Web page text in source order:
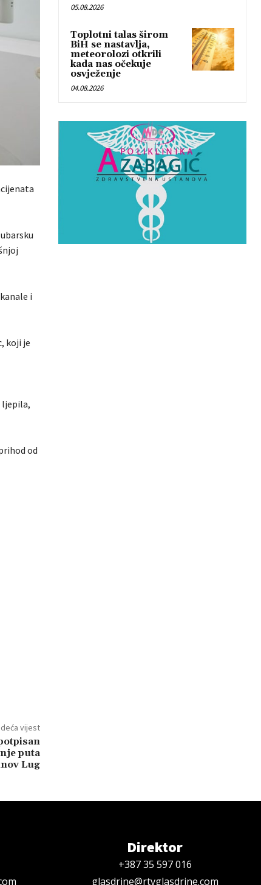
i
koji je
ljepila,
od
vijest
puta
Lug
05.08.2026
Toplotni talas širom
BiH se nastavlja,
meteorolozi otkrili
kada nas očekuje
osvježenje
04.08.2026
Direktor
+387 35 597 016
glasdrine@rtvglasdrine.com